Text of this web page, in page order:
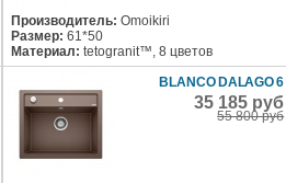
Производитель: Omoikiri
Размер: 61*50
Материал:tetogranit™, 8 цветов
BLANCO DALAGO 6
35 185 руб
55 800 руб